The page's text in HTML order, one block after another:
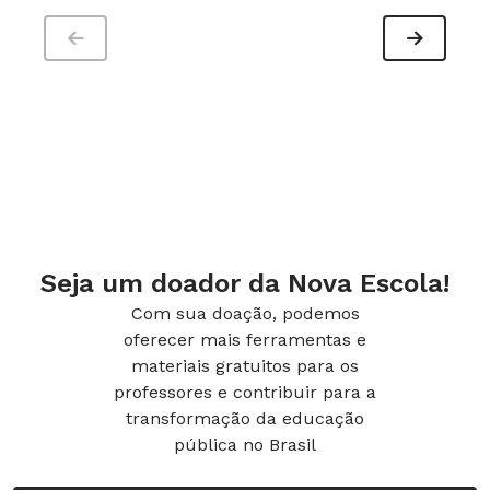
traduzir o que já foi traduzido pelo escritor dos
originais. É como se fosse uma tradução em
Seja um doador da Nova Escola!
Com sua doação, podemos
oferecer mais ferramentas e
materiais gratuitos para os
professores e contribuir para a
transformação da educação
pública no Brasil